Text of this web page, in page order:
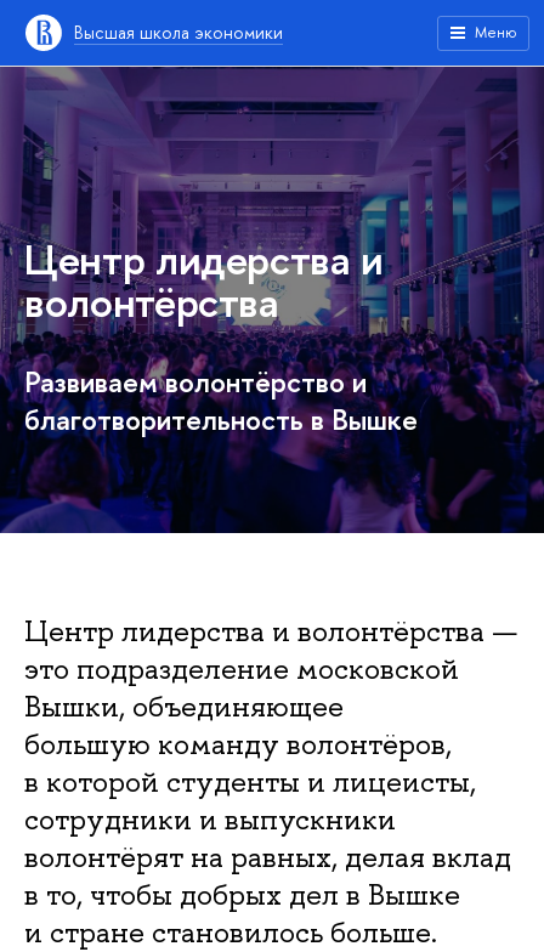
Высшая школа экономики Меню
Центр лидерства и
волонтёрства
Развиваем волонтёрство и
благотворительность в Вышке
Центр лидерства и волонтёрства —
это подразделение московской
Вышки, объединяющее
большую команду волонтёров,
в которой студенты и лицеисты,
сотрудники и выпускники
волонтёрят на равных, делая вклад
в то, чтобы добрых дел в Вышке
и стране становилось больше.